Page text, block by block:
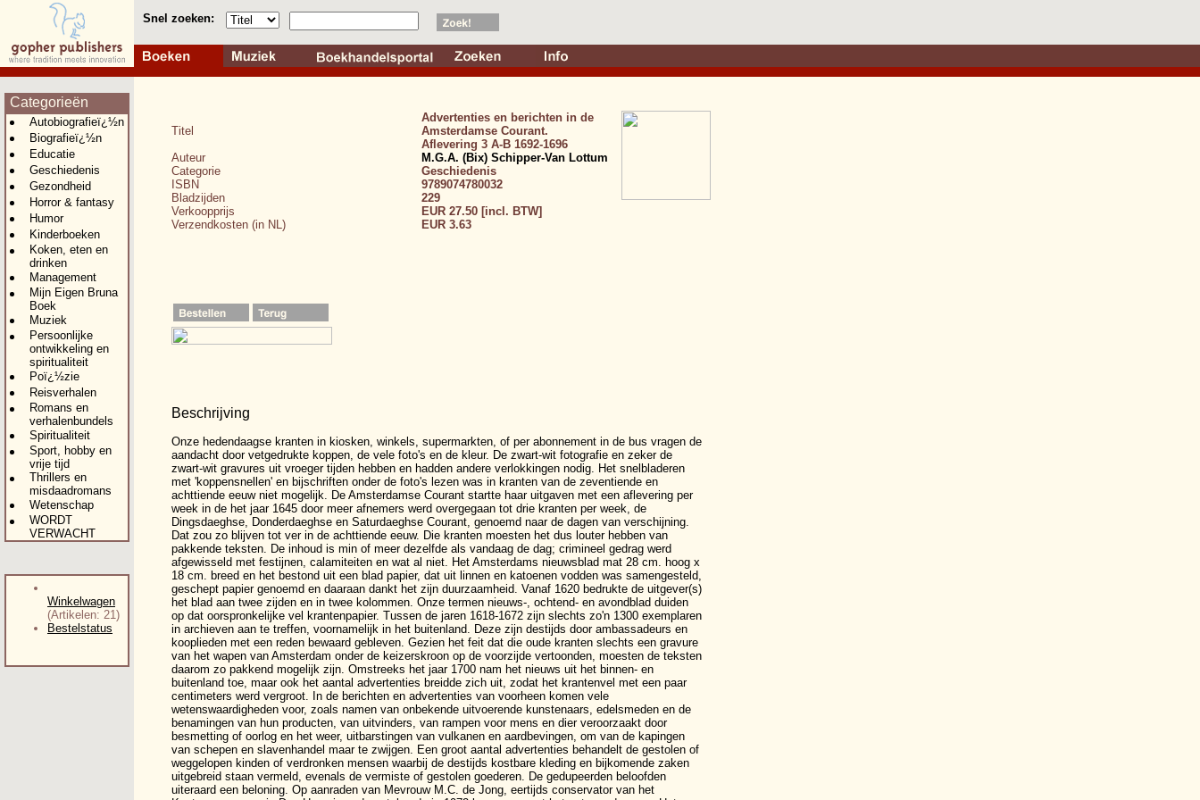
Snel zoeken:
Categorieën
Autobiografieï¿½n
Biografieï¿½n
Educatie
Geschiedenis
Gezondheid
Horror & fantasy
Humor
Kinderboeken
Koken, eten en
drinken
Management
Mijn Eigen Bruna
Boek
Muziek
Persoonlijke
ontwikkeling en
spiritualiteit
Poï¿½zie
Reisverhalen
Romans en
verhalenbundels
Spiritualiteit
Sport, hobby en
vrije tijd
Thrillers en
misdaadromans
Wetenschap
WORDT
VERWACHT
Winkelwagen
(Artikelen: 21)
Bestelstatus
Titel
Advertenties en berichten in de
Amsterdamse Courant.
Aflevering 3 A-B 1692-1696
Auteur
M.G.A. (Bix) Schipper-Van Lottum
Categorie
Geschiedenis
ISBN
9789074780032
Bladzijden
229
Verkoopprijs
EUR 27.50 [incl. BTW]
Verzendkosten (in NL)
EUR 3.63
Beschrijving
Onze hedendaagse kranten in kiosken, winkels, supermarkten, of per abonnement in de bus vragen de
aandacht door vetgedrukte koppen, de vele foto's en de kleur. De zwart-wit fotografie en zeker de
zwart-wit gravures uit vroeger tijden hebben en hadden andere verlokkingen nodig. Het snelbladeren
met 'koppensnellen' en bijschriften onder de foto's lezen was in kranten van de zeventiende en
achttiende eeuw niet mogelijk. De Amsterdamse Courant startte haar uitgaven met een aflevering per
week in de het jaar 1645 door meer afnemers werd overgegaan tot drie kranten per week, de
Dingsdaeghse, Donderdaeghse en Saturdaeghse Courant, genoemd naar de dagen van verschijning.
Dat zou zo blijven tot ver in de achttiende eeuw. Die kranten moesten het dus louter hebben van
pakkende teksten. De inhoud is min of meer dezelfde als vandaag de dag; crimineel gedrag werd
afgewisseld met festijnen, calamiteiten en wat al niet. Het Amsterdams nieuwsblad mat 28 cm. hoog x
18 cm. breed en het bestond uit een blad papier, dat uit linnen en katoenen vodden was samengesteld,
geschept papier genoemd en daaraan dankt het zijn duurzaamheid. Vanaf 1620 bedrukte de uitgever(s)
het blad aan twee zijden en in twee kolommen. Onze termen nieuws-, ochtend- en avondblad duiden
op dat oorspronkelijke vel krantenpapier. Tussen de jaren 1618-1672 zijn slechts zo'n 1300 exemplaren
in archieven aan te treffen, voornamelijk in het buitenland. Deze zijn destijds door ambassadeurs en
kooplieden met een reden bewaard gebleven. Gezien het feit dat die oude kranten slechts een gravure
van het wapen van Amsterdam onder de keizerskroon op de voorzijde vertoonden, moesten de teksten
daarom zo pakkend mogelijk zijn. Omstreeks het jaar 1700 nam het nieuws uit het binnen- en
buitenland toe, maar ook het aantal advertenties breidde zich uit, zodat het krantenvel met een paar
centimeters werd vergroot. In de berichten en advertenties van voorheen komen vele
wetenswaardigheden voor, zoals namen van onbekende uitvoerende kunstenaars, edelsmeden en de
benamingen van hun producten, van uitvinders, van rampen voor mens en dier veroorzaakt door
besmetting of oorlog en het weer, uitbarstingen van vulkanen en aardbevingen, om van de kapingen
van schepen en slavenhandel maar te zwijgen. Een groot aantal advertenties behandelt de gestolen of
weggelopen kinden of verdronken mensen waarbij de destijds kostbare kleding en bijkomende zaken
uitgebreid staan vermeld, evenals de vermiste of gestolen goederen. De gedupeerden beloofden
uiteraard een beloning. Op aanraden van Mevrouw M.C. de Jong, eertijds conservator van het